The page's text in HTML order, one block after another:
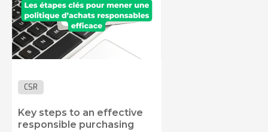
CSR
Key steps to an effective
responsible purchasing